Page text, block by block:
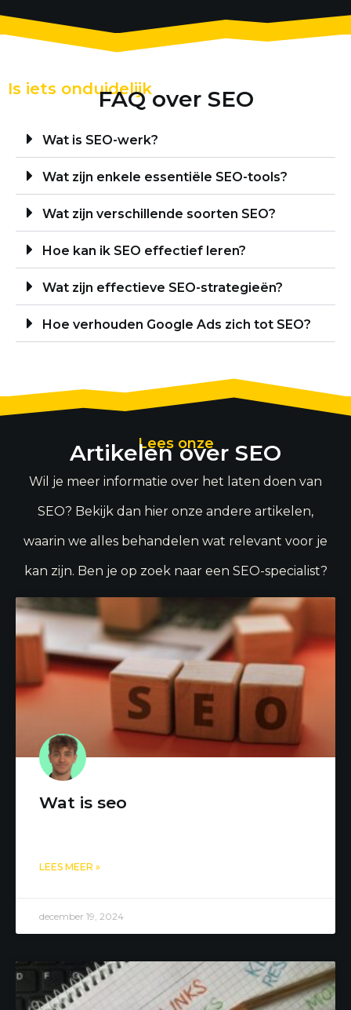
Is iets onduidelijkFAQ over SEO
Wat is SEO-werk?
Wat zijn enkele essentiële SEO-tools?
Wat zijn verschillende soorten SEO?
Hoe kan ik SEO effectief leren?
Wat zijn effectieve SEO-strategieën?
Hoe verhouden Google Ads zich tot SEO?
Lees onze
Artikelen over SEO
Wil je meer informatie over het laten doen van
SEO? Bekijk dan hier onze andere artikelen,
waarin we alles behandelen wat relevant voor je
kan zijn. Ben je op zoek naar een SEO-specialist?
Wat is seo
LEES MEER »
december 19, 2024